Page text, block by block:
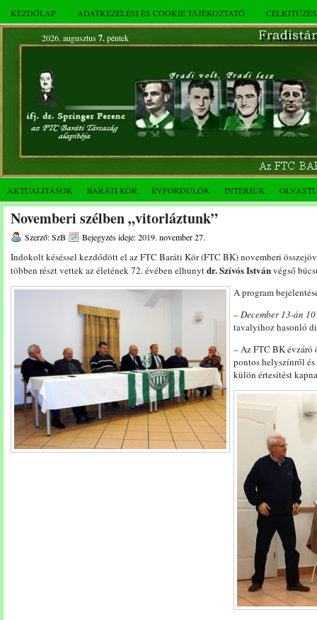
KEZDŐLAP ADATKEZELÉSI ÉS COOKIE TÁJÉKOZTATÓ
2026. augusztus 7.péntek
AKTUALITÁSOK BARÁTI KÖR ÉVFORDULÓK INTERJÚK
Novemberi szélben „vitorláztunk”
Szerző: SzB Bejegyzés ideje: 2019. november 27.
Indokolt késéssel kezdődött el az FTC Baráti Kör (FTC BK) novemberi
többen részt vettek az életének 72. évében elhunytdr. Szívós Istvánvégső
A program
–December 13-án
tavalyihoz hasonló
– Az FTC BK évzáró
pontos helyszínről
külön értesítést